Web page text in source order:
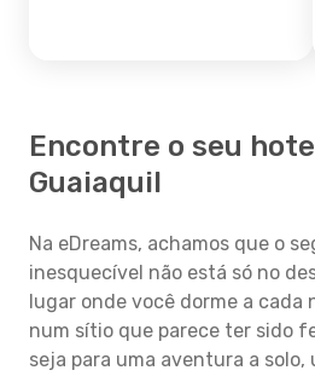
Encontre o seu
Guaiaquil
Na eDreams, achamos que o
inesquecível não está só no
lugar onde você dorme a cada
num sítio que parece ter sido
seja para uma aventura a solo,